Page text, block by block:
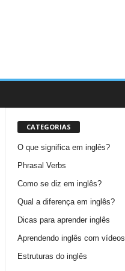
CATEGORIAS
O que significa em inglês?
Phrasal Verbs
Como se diz em inglês?
Qual a diferença em inglês?
Dicas para aprender inglês
Aprendendo inglês com vídeos
Estruturas do inglês